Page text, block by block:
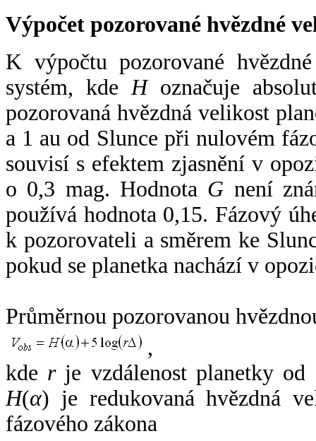
Výpočet pozorované hvězdné
K výpočtu pozorované
systém, kde Hoznačuje
pozorovaná hvězdná velikost
a 1 au od Slunce při nulovém
souvisí s efektem zjasnění v
o 0,3 mag. Hodnota G není
používá hodnota 0,15. Fázový
k pozorovateli a směrem ke
pokud se planetka nachází v
Průměrnou pozorovanou
,
kde rje vzdálenost planetky od
H(α) je redukovaná hvězdná
fázového zákona